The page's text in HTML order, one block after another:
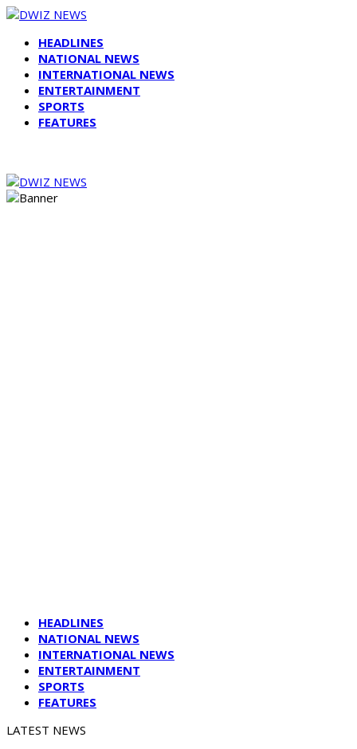
HEADLINES
NATIONAL NEWS
INTERNATIONAL NEWS
ENTERTAINMENT
SPORTS
FEATURES
HEADLINES
NATIONAL NEWS
INTERNATIONAL NEWS
ENTERTAINMENT
SPORTS
FEATURES
LATEST NEWS